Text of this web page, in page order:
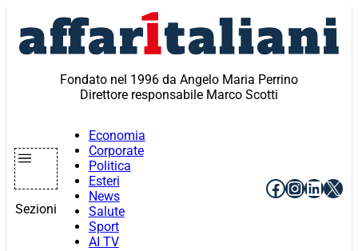
contenuto
Fondato nel 1996 da Angelo Maria Perrino
Direttore responsabile Marco Scotti
Sezioni
Economia
Corporate
Politica
Esteri
News
Salute
Sport
AI TV
Facebook
X